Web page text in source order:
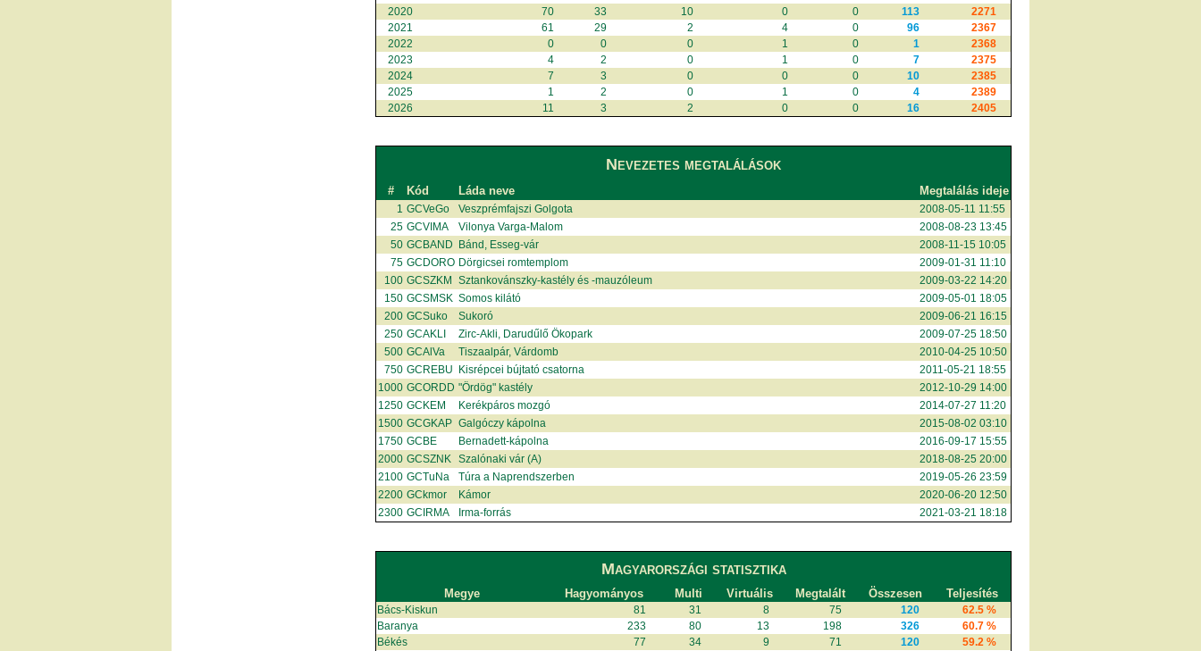
2020
70 33 10 0 0 113
2271
2021
61 29 2 4 0 96
2367
2022
0 0 0 1 0 1
2368
2023
4 2 0 1 0 7
2375
2024
7 3 0 0 0 10
2385
2025
1 2 0 1 0 4
2389
2026
11 3 2 0 0 16 2405
Nevezetes megtalálások
# Kód Láda neve Megtalálás ideje
1 GCVeGo Veszprémfajszi Golgota
2008-05-11 11:55
25 GCVIMA Vilonya Varga-Malom
2008-08-23 13:45
50 GCBAND Bánd, Esseg-vár
2008-11-15 10:05
75 GCDORO Dörgicsei romtemplom
2009-01-31 11:10
100 GCSZKM Sztankovánszky-kastély és -mauzóleum
2009-03-22 14:20
150 GCSMSK Somos kilátó
2009-05-01 18:05
200 GCSuko Sukoró
2009-06-21 16:15
250 GCAKLI Zirc-Akli, Darudűlő Ökopark
2009-07-25 18:50
500 GCAlVa Tiszaalpár, Várdomb
2010-04-25 10:50
750 GCREBU Kisrépcei bújtató csatorna
2011-05-21 18:55
1000 GCORDD "Ördög" kastély
2012-10-29 14:00
1250 GCKEM Kerékpáros mozgó
2014-07-27 11:20
1500 GCGKAP Galgóczy kápolna
2015-08-02 03:10
1750 GCBE Bernadett-kápolna
2016-09-17 15:55
2000 GCSZNK Szalónaki vár (A)
2018-08-25 20:00
2100 GCTuNa Túra a Naprendszerben
2019-05-26 23:59
2200 GCkmor Kámor
2020-06-20 12:50
2300 GCIRMA Irma-forrás 2021-03-21 18:18
Magyarországi statisztika
Megye Hagyományos Multi Virtuális Megtalált Összesen Teljesítés
Bács-Kiskun 81 31 8 75 120
62.5 %
Baranya
233 80 13 198 326
60.7 %
Békés
77 34 9 71 120
59.2 %